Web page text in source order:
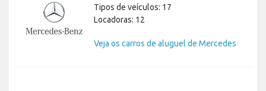
Tipos de veículos: 17
Locadoras: 12
Veja os carros de aluguel de Mercedes